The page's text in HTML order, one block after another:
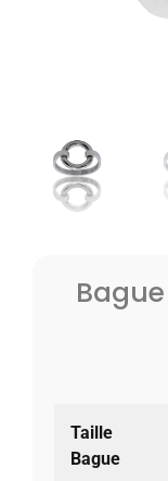
Taille
Bague